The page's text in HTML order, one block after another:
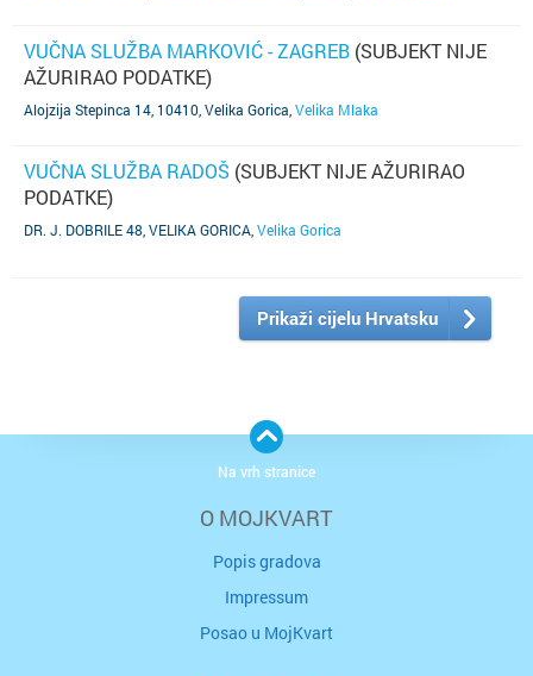
VUČNA SLUŽBA MARKOVIĆ - ZAGREB (SUBJEKT NIJE
AŽURIRAO PODATKE)
Alojzija Stepinca 14, 10410, Velika Gorica Velika Mlaka
VUČNA SLUŽBA RADOŠ (SUBJEKT NIJE AŽURIRAO
PODATKE)
DR. J. DOBRILE 48, VELIKA GORICA Velika Gorica
Prikaži cijelu Hrvatsku
O MOJKVART
Popis gradova
Impressum
Posao u MojKvart
Na vrh stranice